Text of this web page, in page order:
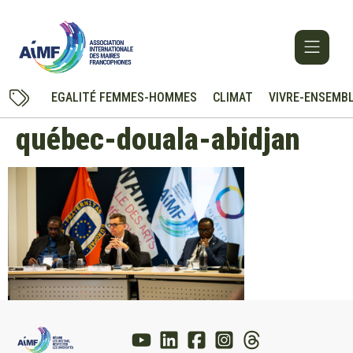
EGALITÉ FEMMES-HOMMES CLIMAT VIVRE-
québec-douala-abidjan